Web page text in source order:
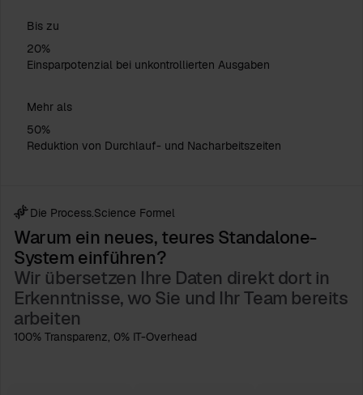
Bis zu
20%
Einsparpotenzial bei unkontrollierten Ausgaben
Mehr als
50%
Reduktion von Durchlauf- und Nacharbeitszeiten
Die Process.Science Formel
Warum ein neues, teures Standalone-
System einführen?
Wir übersetzen Ihre Daten direkt dort in
Erkenntnisse, wo Sie und Ihr Team bereits
arbeiten
100% Transparenz, 0% IT-Overhead